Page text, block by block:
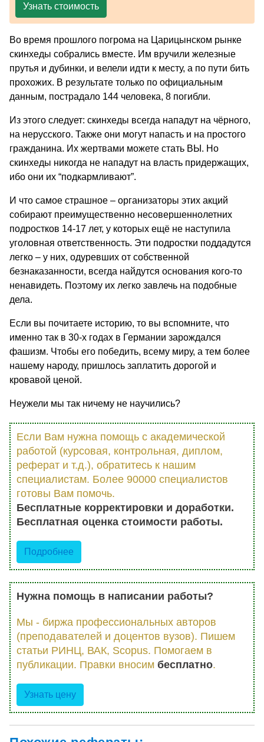
Узнать стоимость
Во время прошлого погрома на Царицынском рынке
скинхеды собрались вместе. Им вручили железные
прутья и дубинки, и велели идти к месту, а по пути бить
прохожих. В результате только по официальным
данным, пострадало 144 человека, 8 погибли.
Из этого следует: скинхеды всегда нападут на чёрного,
на нерусского. Также они могут напасть и на простого
гражданина. Их жертвами можете стать ВЫ. Но
скинхеды никогда не нападут на власть придержащих,
ибо они их “подкармливают”.
И что самое страшное – организаторы этих акций
собирают преимущественно несовершеннолетних
подростков 14-17 лет, у которых ещё не наступила
уголовная ответственность. Эти подростки поддадутся
легко – у них, одуревших от собственной
безнаказанности, всегда найдутся основания кого-то
ненавидеть. Поэтому их легко завлечь на подобные
дела.
Если вы почитаете историю, то вы вспомните, что
именно так в 30-х годах в Германии зарождался
фашизм. Чтобы его победить, всему миру, а тем более
нашему народу, пришлось заплатить дорогой и
кровавой ценой.
Неужели мы так ничему не научились?
Если Вам нужна помощь с академической
работой (курсовая, контрольная, диплом,
реферат и т.д.), обратитесь к нашим
специалистам. Более 90000 специалистов
готовы Вам помочь.
Бесплатные корректировки и доработки.
Бесплатная оценка стоимости работы.
Подробнее
Нужна помощь в написании работы?
Мы - биржа профессиональных авторов
(преподавателей и доцентов вузов). Пишем
статьи РИНЦ, ВАК, Scopus. Помогаем в
публикации. Правки вносим бесплатно.
Узнать цену